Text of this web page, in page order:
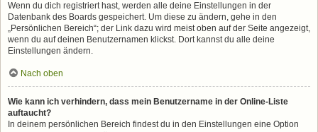
Wenn du dich registriert hast, werden alle deine Einstellungen in der
Datenbank des Boards gespeichert. Um diese zu ändern, gehe in den
„Persönlichen Bereich“; der Link dazu wird meist oben auf der Seite angezeigt,
wenn du auf deinen Benutzernamen klickst. Dort kannst du alle deine
Einstellungen ändern.
Nach oben
Wie kann ich verhindern, dass mein Benutzername in der Online-Liste
auftaucht?
In deinem persönlichen Bereich findest du in den Einstellungen eine Option